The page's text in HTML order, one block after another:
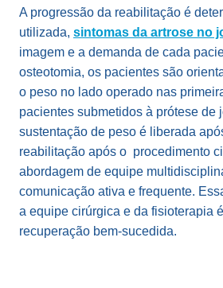
A progressão da reabilitação é
utilizada, sintomas da artrose no
imagem e a demanda de cada
osteotomia, os pacientes são
o peso no lado operado nas
pacientes submetidos à prótese de
sustentação de peso é liberada
reabilitação após o procedimento
abordagem de equipe
comunicação ativa e frequente.
a equipe cirúrgica e da fisioterapia
recuperação bem-sucedida.